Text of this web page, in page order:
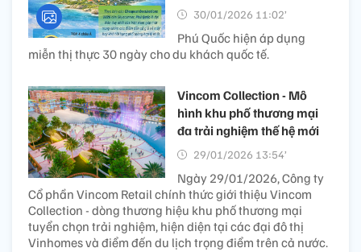
30/01/2026 11:02’
Phú Quốc hiện áp dụng
miễn thị thực 30 ngày cho du khách quốc tế.
Vincom Collection - Mô
hình khu phố thương mại
đa trải nghiệm thế hệ mới
29/01/2026 13:54’
Ngày 29/01/2026, Công ty
Cổ phần Vincom Retail chính thức giới thiệu Vincom
Collection - dòng thương hiệu khu phố thương mại
tuyển chọn trải nghiệm, hiện diện tại các đại đô thị
Vinhomes và điểm đến du lịch trọng điểm trên cả nước.